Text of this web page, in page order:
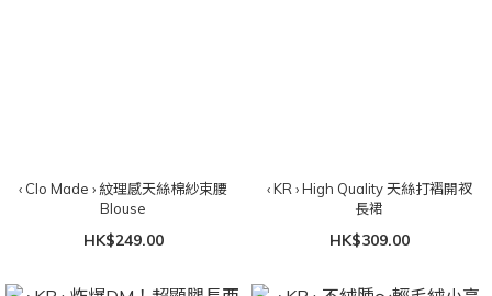
‹ Clo Made › 紋理感天絲棉紗束腰
Blouse
HK$249.00
‹ KR › High Quality 天絲打褶開衩
長裙
HK$309.00